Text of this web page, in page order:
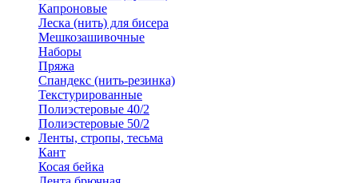
Капроновые
Леска (нить) для бисера
Мешкозашивочные
Наборы
Пряжа
Спандекс (нить-резинка)
Текстурированные
Полиэстеровые 40/2
Полиэстеровые 50/2
Ленты, стропы, тесьма
Кант
Косая бейка